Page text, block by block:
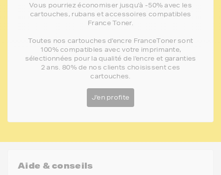
Vous pourriez économiser jusqu'à -50% avec les
cartouches, rubans et accessoires compatibles
France Toner.
Toutes nos cartouches d'encre FranceToner sont
100% compatibles avec votre imprimante,
sélectionnées pour la qualité de l'encre et garanties
2 ans. 80% de nos clients choisissent ces
cartouches.
J'en profite
Aide & conseils